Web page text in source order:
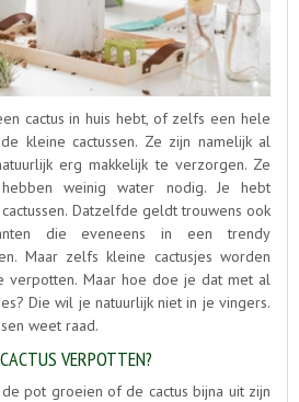
cactus in huis hebt, of zelfs een hele
kleine cactussen. Ze zijn namelijk al
erg makkelijk te verzorgen. Ze
weinig water nodig. Je hebt
Datzelfde geldt trouwens ook
die eveneens in een trendy
Maar zelfs kleine cactusjes worden
verpotten. Maar hoe doe je dat met al
Die wil je natuurlijk niet in je vingers.
weet raad.
VERPOTTEN?
pot groeien of de cactus bijna uit zijn